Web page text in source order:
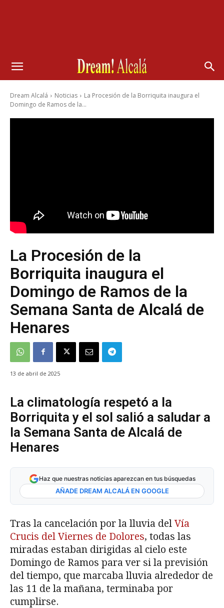
Dream Alcalá Noticias
La Procesión de la Borriquita inaugura el
Domingo de Ramos de la...
La Procesión de la
Borriquita inaugura el
Domingo de Ramos de la
Semana Santa de Alcalá de
Henares
13 de abril de 2025
La climatología respetó a la
Borriquita y el sol salió a saludar a
la Semana Santa de Alcalá de
Henares
Haz que nuestras noticias aparezcan en tus búsquedas
AÑADE DREAM ALCALÁ EN GOOGLE
Tras la cancelación por la lluvia delVía
Crucis del Viernes de Dolores, todas las
miradas estaban dirigidas al cielo este
Domingo de Ramos para ver si la previsión
del tiempo, que marcaba lluvia alrededor de
las 11 de la mañana, terminaba por
cumplirse.